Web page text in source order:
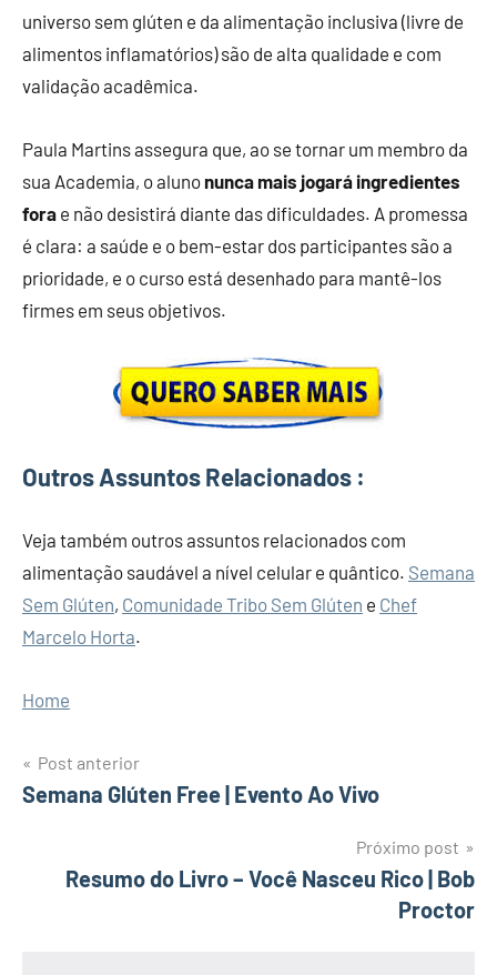
universo sem glúten e da alimentação inclusiva (livre de
alimentos inflamatórios) são de alta qualidade e com
validação acadêmica.
Paula Martins assegura que, ao se tornar um membro da
sua Academia, o alunonunca mais jogará ingredientes
fora e não desistirá diante das dificuldades. A promessa
é clara: a saúde e o bem-estar dos participantes são a
prioridade, e o curso está desenhado para mantê-los
firmes em seus objetivos.
Outros Assuntos Relacionados :
Veja também outros assuntos relacionados com
alimentação saudável a nível celular e quântico. Semana
Sem Glúten, Comunidade Tribo Sem Glúten e Chef
Marcelo Horta.
Home
Navegação
Post
Post anterior
Semana Glúten Free | Evento Ao Vivo
Próximo post
Resumo do Livro – Você Nasceu Rico | Bob
Proctor